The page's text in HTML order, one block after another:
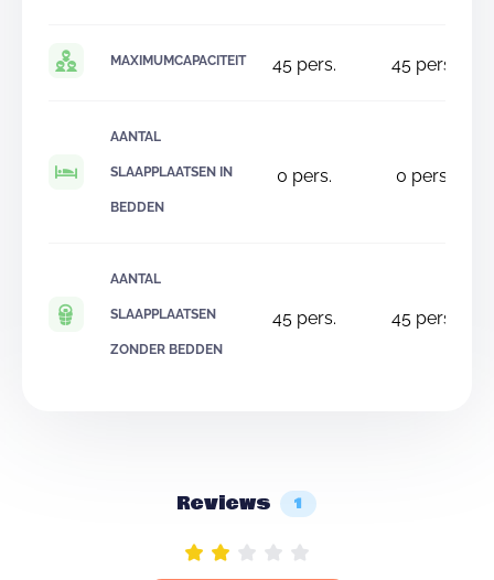
MAXIMUMCAPACITEIT 45pers. 45 pers.
AANTAL
SLAAPPLAATSEN IN
BEDDEN
0 pers. 0 pers.
AANTAL
SLAAPPLAATSEN
ZONDER BEDDEN
45pers. 45 pers.
Reviews 1